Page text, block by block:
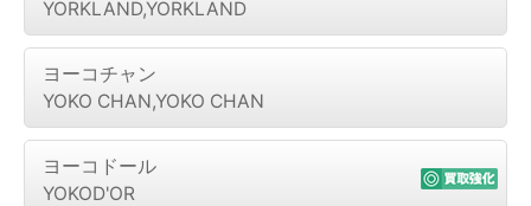
YORKLAND,YORKLAND
ヨーコチャン
YOKO CHAN,YOKO CHAN
ヨーコドール
YOKOD'OR